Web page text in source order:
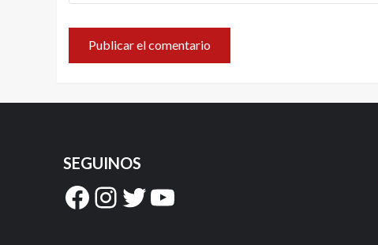
SEGUINOS
Facebook
Instagram
Twitter
YouTube